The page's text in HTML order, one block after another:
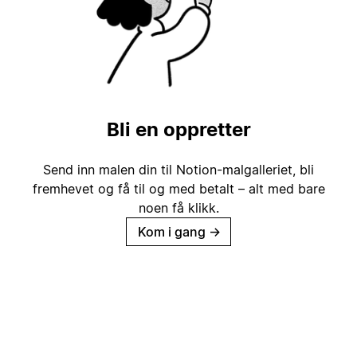
Bli en oppretter
Send inn malen din til Notion-malgalleriet, bli
fremhevet og få til og med betalt – alt med bare
noen få klikk.
Kom i gang →